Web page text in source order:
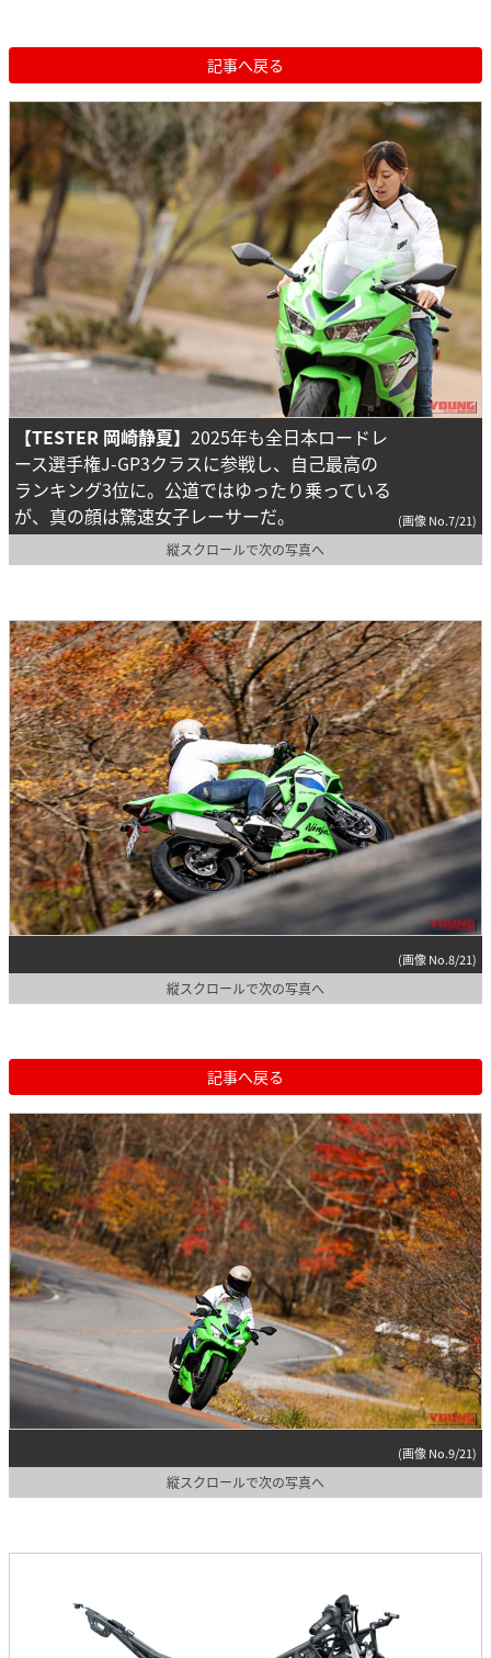
記事へ戻る
【TESTER 岡崎静夏】 2025年も全日本ロードレ
ース選手権J-GP3クラスに参戦し、自己最高の
ランキング3位に。公道ではゆったり乗っている
が、真の顔は驚速女子レーサーだ。
(画像 No.7/21)
縦スクロールで次の写真へ
(画像 No.8/21)
縦スクロールで次の写真へ
記事へ戻る
(画像 No.9/21)
縦スクロールで次の写真へ